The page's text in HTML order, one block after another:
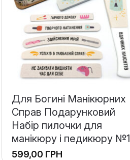
Для Богині Манікюрних
Справ Подарунковий
Набір пилочки для
манікюру і педикюру №1
ГРН